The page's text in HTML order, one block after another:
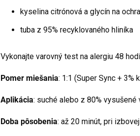
kyselina citrónová a glycín na
tuba z 95% recyklovaného hliníka
Vykonajte varovný test na alergiu 48
Pomer miešania: 1:1 (Super Sync + 3%
Aplikácia: suché alebo z 80% vysušené
Doba pôsobenia: až 20 minút, pri